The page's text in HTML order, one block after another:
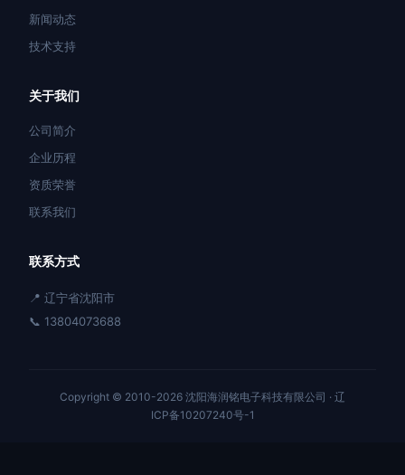
新闻动态
技术支持
关于我们
公司简介
企业历程
资质荣誉
联系我们
联系方式
📍 辽宁省沈阳市
📞 13804073688
Copyright © 2010-2026 沈阳海润铭电子科技有限公司 · 辽
ICP备10207240号-1